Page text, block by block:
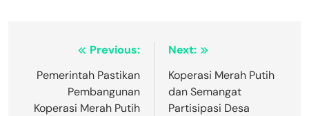
navigation
Previous:
Pemerintah Pastikan
Pembangunan
Koperasi Merah Putih
Next:
Koperasi Merah Putih
dan Semangat
Partisipasi Desa